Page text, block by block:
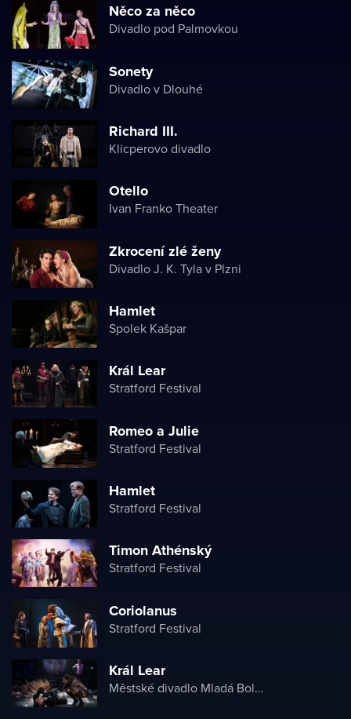
Něco za něco
Divadlo pod Palmovkou
Sonety
Divadlo v Dlouhé
Richard III.
Klicperovo divadlo
Otello
Ivan Franko Theater
Zkrocení zlé ženy
Divadlo J. K. Tyla v Plzni
Hamlet
Spolek Kašpar
Král Lear
Stratford Festival
Romeo a Julie
Stratford Festival
Hamlet
Stratford Festival
Timon Athénský
Stratford Festival
Coriolanus
Stratford Festival
Král Lear
Městské divadlo Mladá Boleslav